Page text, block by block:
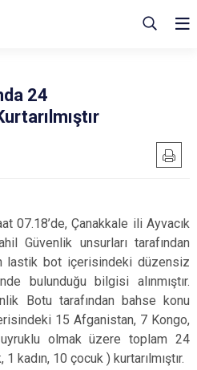
24
07.18’de, Çanakkale ili Ayvacık
Güvenlik unsurları tarafından
lastik bot içerisindeki düzensiz
bulunduğu bilgisi alınmıştır.
Botu tarafından bahse konu
15 Afganistan, 7 Kongo,
olmak üzere toplam 24
kadın, 10 çocuk ) kurtarılmıştır.